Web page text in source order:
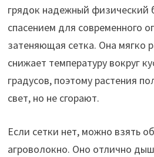
грядок надежный физический
спасением для современного
затеняющая сетка. Она мягко
снижает температуру вокруг
градусов, поэтому растения
свет, но не сгорают.
Если сетки нет, можно взять
агроволокно. Оно отлично